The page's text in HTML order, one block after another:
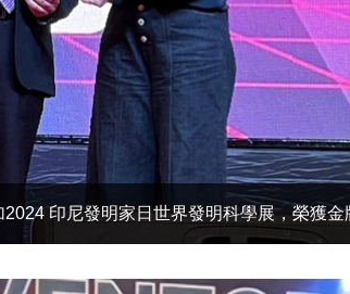
印尼發明家日世界發明科學展，榮獲金